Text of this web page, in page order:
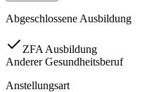
Abgeschlossene Ausbildung
ZFA Ausbildung
Anderer Gesundheitsberuf
Anstellungsart